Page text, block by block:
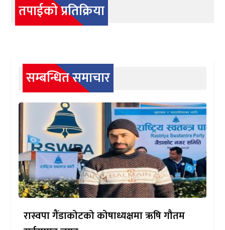
तपाईको प्रतिक्रिया
सम्बन्धित समाचार
रास्वपा गैंडाकोटको कोषाध्यक्षमा ऋषि गौतम